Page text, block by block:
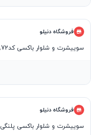
فروشگاه دنیلو
سوییشرت و شلوار باکسی کد100872
فروشگاه دنیلو
سوییشرت و شلوار باکسی پلنگی